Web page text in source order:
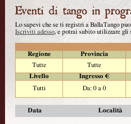
Lo sapevi che se ti registri a BallaTango
Iscriviti adesso, e potrai subito utilizzare
Regione
Provincia
Tutte
Tutte
Livello
Ingresso €
Tutti
Da: 0 a 0
Data Località